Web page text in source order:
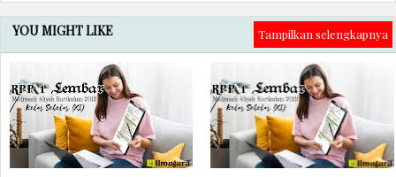
YOU MIGHT LIKE Tampilkan selengkapnya